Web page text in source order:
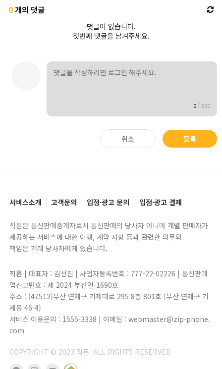
0개의 댓글
댓글이 없습니다.
첫번째 댓글을 남겨주세요.
0/300
취소 등록
서비스소개 고객문의 입점·광고 문의 입점·광고 결제
직폰은 통신판매중개자로서 통신판매의 당사자 아니며 개별 판매자가
제공하는 서비스에 대한 이행, 계약 사항 등과 관련한 의무와
책임은 거래 당사자에게 있습니다.
직폰 | 대표자 : 김선진 | 사업자등록번호 : 777-22-02226 | 통신판매
업신고번호 : 제 2024-부산연-1690호
주소 : (47512)부산 연제구 거제대로 295 8층 801호 (부산 연제구 거
제동 46-4)
서비스 이용문의 : 1555-3338 | 이메일 : webmaster@zip-phone.
com
COPYRIGHT © 2023 직폰. ALL RIGHTS RESERVED